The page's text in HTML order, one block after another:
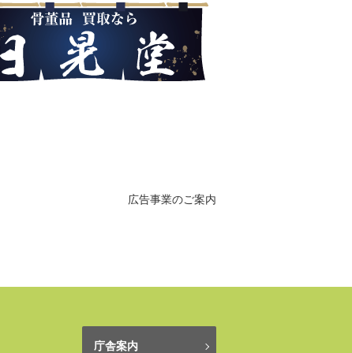
広告事業のご案内
庁舎案内